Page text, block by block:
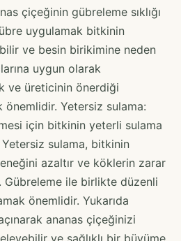
çiçeğinin gübreleme sıklığı
uygulamak bitkinin
ve besin birikimine neden
uygun olarak
ve üreticinin önerdiği
Yetersiz sulama:
için bitkinin yeterli sulama
sulama, bitkinin
azaltır ve köklerin zarar
ile birlikte düzenli
önemlidir. Yukarıda
ananas çiçeğinizi
ve sağlıklı bir büyüme